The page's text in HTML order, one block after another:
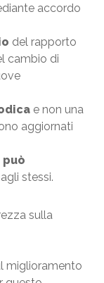
accordo
del rapporto
cambio di
e non una
aggiornati
può
agli stessi.
sulla
miglioramento